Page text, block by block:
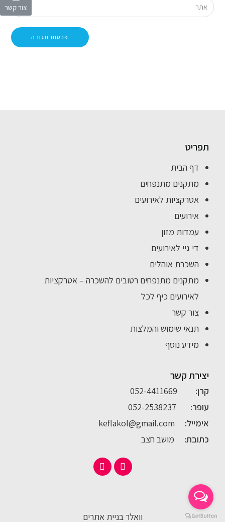
צור קשר
תפריט
דף הבית
מתקנים מתנפחים
אטרקציות לאירועים
אירועים
עמדות מזון
די גיי לאירועים
השכרת אוהלים
מתקנים מתנפחים רטובים להשכרה – אטרקציות
לאירועים כיף לכל
צור קשר
תנאי שימוש והמלצות
מידע נוסף
יצירת קשר
קרן:
052-4411669
עופר:
052-2538237
אימייל:
keflakol@gmail.com
כתובת: מושב חצב
וואלר בניית אתרים